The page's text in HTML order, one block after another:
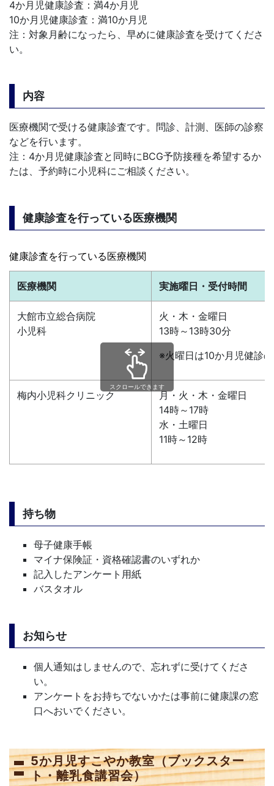
4か月児健康診査：満4か月児
10か月児健康診査：満10か月児
注：対象月齢になったら、早めに健康診査を受けてくださ
い。
内容
医療機関で受ける健康診査です。問診、計測、医師の診察
などを行います。
注：4か月児健康診査と同時にBCG予防接種を希望するか
たは、予約時に小児科にご相談ください。
健康診査を行っている医療機関
健康診査を行っている医療機関
医療機関 実施曜日・受付時間
大館市立総合病院
小児科
火・木・金曜日
13時～13時30分
※火曜日は10か月児健診
梅内小児科クリニック
月・火・木・金曜日
14時～17時
水・土曜日
11時～12時
スクロールできます
持ち物
母子健康手帳
マイナ保険証・資格確認書のいずれか
記入したアンケート用紙
バスタオル
お知らせ
個人通知はしませんので、忘れずに受けてくださ
い。
アンケートをお持ちでないかたは事前に健康課の窓
口へおいでください。
5か月児すこやか教室（ブックスター
ト・離乳食講習会）